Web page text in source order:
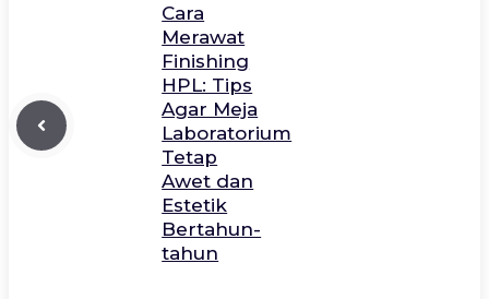
Cara
Merawat
Finishing
HPL: Tips
Agar Meja
Laboratorium
Tetap
Awet dan
Estetik
Bertahun-
tahun